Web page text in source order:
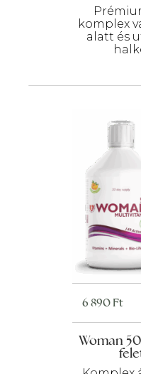
komplex
alatt és
Woman
6 890Ft